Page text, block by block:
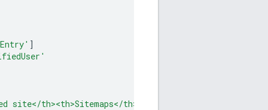
]
site</th><th>Sitemaps</th></tr>'